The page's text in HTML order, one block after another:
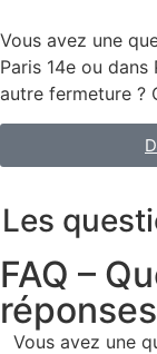
Vous avez une
Paris 14e ou
autre fermeture ?
Les
FAQ –
réponses
Vous avez une